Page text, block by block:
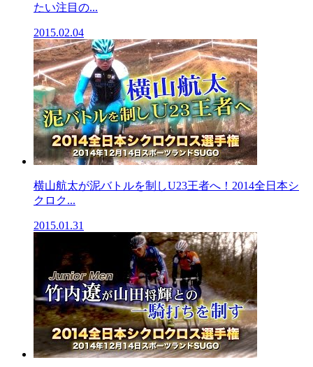
たい注目の...
2015.02.04
横山航太が泥バトルを制しU23王者へ！2014全日本シ
クロク...
2015.01.31